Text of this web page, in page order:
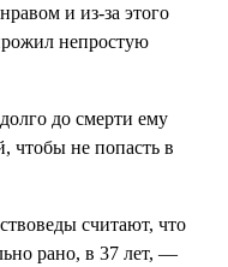
и из-за этого
непростую
до смерти ему
чтобы не попасть в
считают, что
рано, в 37 лет, —